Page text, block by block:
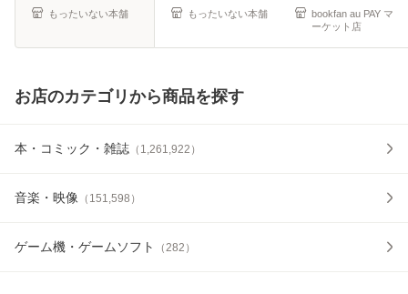
【メール便
もったいない本舗 もったいない本舗
bookfan au PAY マ
ーケット店
お店のカテゴリから商品を探す
本・コミック・雑誌 （ 1,261,922 ）
音楽・映像 （ 151,598 ）
ゲーム機・ゲームソフト （282 ）